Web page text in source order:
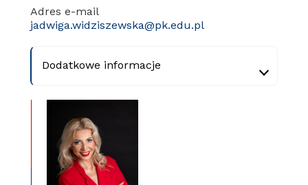
Adres e-mail
jadwiga.widziszewska@pk.edu.pl
Dodatkowe informacje